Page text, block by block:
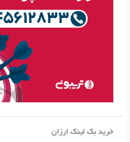
خرید بک لینک ارزان